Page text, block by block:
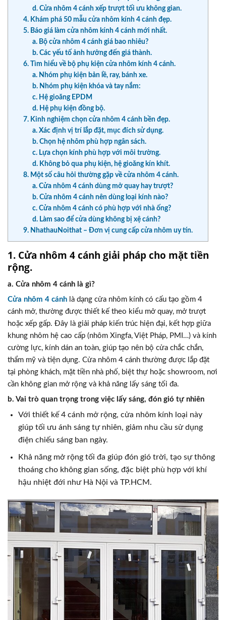
d. Cửa nhôm 4 cánh xếp trượt tối ưu không gian.
4. Khám phá 50 mẫu cửa nhôm kính 4 cánh đẹp.
5. Báo giá làm cửa nhôm kính 4 cánh mới nhất.
a. Bộ cửa nhôm 4 cánh giá bao nhiêu?
b. Các yếu tố ảnh hưởng đến giá thành.
6. Tìm hiểu về bộ phụ kiện cửa nhôm kính 4 cánh.
a. Nhóm phụ kiện bản lề, ray, bánh xe.
b. Nhóm phụ kiện khóa và tay nắm:
c. Hệ gioăng EPDM
d. Hệ phụ kiện đồng bộ.
7. Kinh nghiệm chọn cửa nhôm 4 cánh bền đẹp.
a. Xác định vị trí lắp đặt, mục đích sử dụng.
b. Chọn hệ nhôm phù hợp ngân sách.
c. Lựa chọn kính phù hợp với môi trường.
d. Không bỏ qua phụ kiện, hệ gioăng kín khít.
8. Một số câu hỏi thường gặp về cửa nhôm 4 cánh.
a. Cửa nhôm 4 cánh dùng mở quay hay trượt?
b. Cửa nhôm 4 cánh nên dùng loại kính nào?
c. Cửa nhôm 4 cánh có phù hợp với nhà ống?
d. Làm sao để cửa dùng không bị xệ cánh?
9. NhathauNoithat – Đơn vị cung cấp cửa nhôm uy tín.
1. Cửa nhôm 4 cánh giải pháp cho mặt tiền
rộng.
a. Cửa nhôm 4 cánh là gì?
Cửa nhôm 4 cánh là dạng cửa nhôm kính có cấu tạo gồm 4
cánh mở, thường được thiết kế theo kiểu mở quay, mở trượt
hoặc xếp gấp. Đây là giải pháp kiến trúc hiện đại, kết hợp giữa
khung nhôm hệ cao cấp (nhôm Xingfa, Việt Pháp, PMI…) và kính
cường lực, kính dán an toàn, giúp tạo nên bộ cửa chắc chắn,
thẩm mỹ và tiện dụng. Cửa nhôm 4 cánh thường được lắp đặt
tại phòng khách, mặt tiền nhà phố, biệt thự hoặc showroom, nơi
cần không gian mở rộng và khả năng lấy sáng tối đa.
b. Vai trò quan trọng trong việc lấy sáng, đón gió tự nhiên
Với thiết kế 4 cánh mở rộng, cửa nhôm kính loại này
giúp tối ưu ánh sáng tự nhiên, giảm nhu cầu sử dụng
điện chiếu sáng ban ngày.
Khả năng mở rộng tối đa giúp đón gió trời, tạo sự thông
thoáng cho không gian sống, đặc biệt phù hợp với khí
hậu nhiệt đới như Hà Nội và TP.HCM.